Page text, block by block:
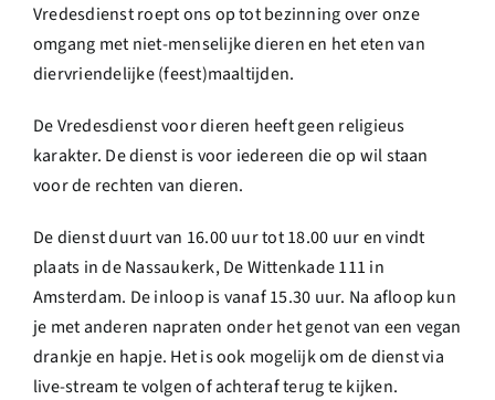
Vredesdienst roept ons op tot bezinning over onze
omgang met niet-menselijke dieren en het eten van
diervriendelijke (feest)maaltijden.
De Vredesdienst voor dieren heeft geen religieus
karakter. De dienst is voor iedereen die op wil staan
voor de rechten van dieren.
De dienst duurt van 16.00 uur tot 18.00 uur en vindt
plaats in de Nassaukerk, De Wittenkade 111 in
Amsterdam. De inloop is vanaf 15.30 uur. Na afloop kun
je met anderen napraten onder het genot van een vegan
drankje en hapje. Het is ook mogelijk om de dienst via
live-stream te volgen of achteraf terug te kijken.